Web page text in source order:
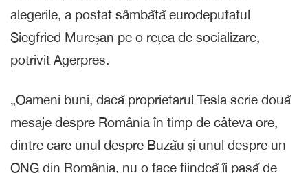
alegerile, a postat sâmbătă eurodeputatul
Siegfried Mureșan pe o rețea de socializare,
potrivit Agerpres.
„Oameni buni, dacă proprietarul Tesla scrie două
mesaje despre România în timp de câteva ore,
dintre care unul despre Buzău și unul despre un
ONG din România, nu o face fiindcă îi pasă de